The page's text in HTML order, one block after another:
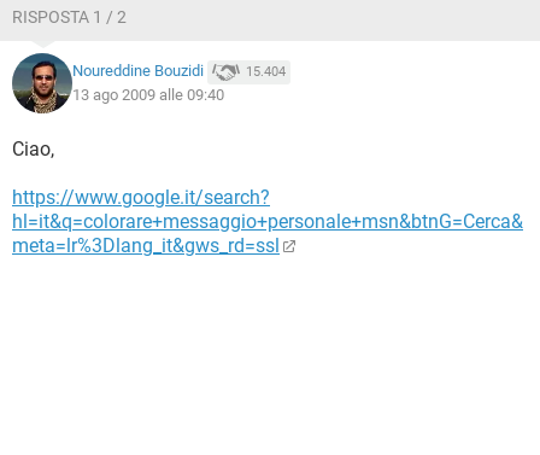
RISPOSTA 1 / 2
Noureddine Bouzidi 15.404
13 ago 2009 alle 09:40
Ciao,
https://www.google.it/search?
hl=it&q=colorare+messaggio+personale+msn&btnG=Cerca&
meta=lr%3Dlang_it&gws_rd=ssl